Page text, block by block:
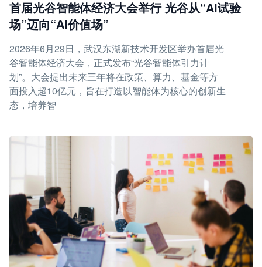
首届光谷智能体经济大会举行 光谷从“AI试验
场”迈向“AI价值场”
2026年6月29日，武汉东湖新技术开发区举办首届光
谷智能体经济大会，正式发布“光谷智能体引力计
划”。大会提出未来三年将在政策、算力、基金等方
面投入超10亿元，旨在打造以智能体为核心的创新生
态，培养智